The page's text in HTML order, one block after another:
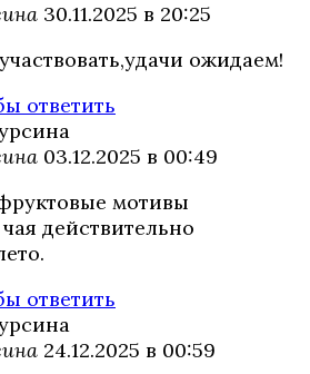
30.11.2025 в 20:25
ожидаем!
ответить
03.12.2025 в 00:49
мотивы
действительно
ответить
24.12.2025 в 00:59